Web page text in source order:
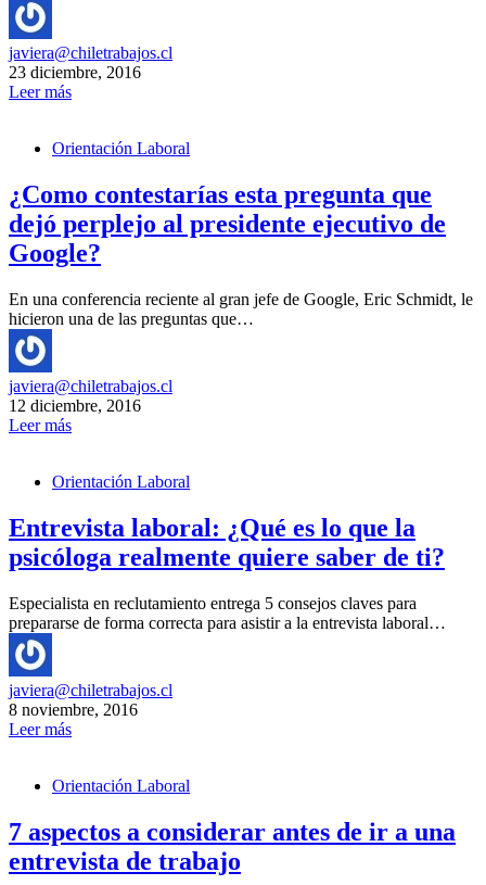
javiera@chiletrabajos.cl
23 diciembre, 2016
Leer más
Orientación Laboral
¿Como contestarías esta pregunta que
dejó perplejo al presidente ejecutivo de
Google?
En una conferencia reciente al gran jefe de Google, Eric Schmidt, le
hicieron una de las preguntas que…
javiera@chiletrabajos.cl
12 diciembre, 2016
Leer más
Orientación Laboral
Entrevista laboral: ¿Qué es lo que la
psicóloga realmente quiere saber de ti?
Especialista en reclutamiento entrega 5 consejos claves para
prepararse de forma correcta para asistir a la entrevista laboral…
javiera@chiletrabajos.cl
8 noviembre, 2016
Leer más
Orientación Laboral
7 aspectos a considerar antes de ir a una
entrevista de trabajo